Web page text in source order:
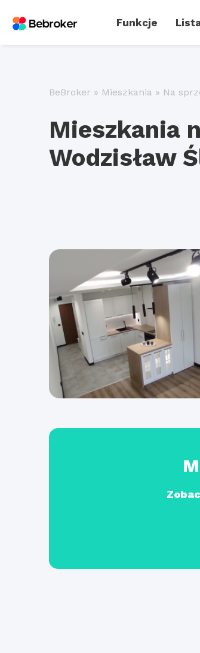
Funkcje
BeBroker » Mieszkania » Na
Mieszkania
Wodzisław